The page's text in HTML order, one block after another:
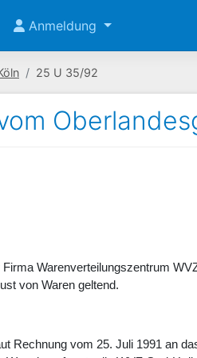
Anmeldung
25 U 35/92
Warenverteilungszentrum
von Waren geltend.
Rechnung vom 25. Juli 1991 an